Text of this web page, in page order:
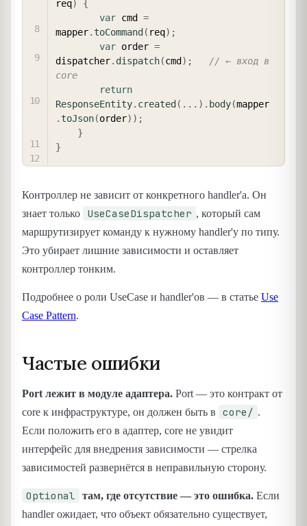
req)
{
var cmd =
mapper.toCommand ( req) ;
var order =
dispatcher. dispatch(cmd ) ;
// ← вход в
core
return
ResponseEntity. created ( . . . ) . body(mapper
.toJson(order) ) ;
}
}
Контроллер не зависит от конкретного handler'а. Он
знает только
UseCaseDispatcher , который сам
маршрутизирует команду к нужному handler'у по типу.
Это убирает лишние зависимости и оставляет
контроллер тонким.
Подробнее о роли UseCase и handler'ов — в статье Use
Case Pattern.
Частые ошибки
Port лежит в модуле адаптера. Port — это контракт от
core к инфраструктуре, он должен быть в
core/ .
Если положить его в адаптер, core не увидит
интерфейс для внедрения зависимости — стрелка
зависимостей развернётся в неправильную сторону.
Optional там, где отсутствие — это ошибка. Если
handler ожидает, что объект обязательно существует,